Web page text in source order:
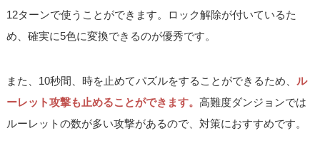
12ターンで使うことができます。ロック解除が付いているた
め、確実に5色に変換できるのが優秀です。
また、10秒間、時を止めてパズルをすることができるため、 ル
ーレット攻撃も止めることができます。高難度ダンジョンでは
ルーレットの数が多い攻撃があるので、対策におすすめです。